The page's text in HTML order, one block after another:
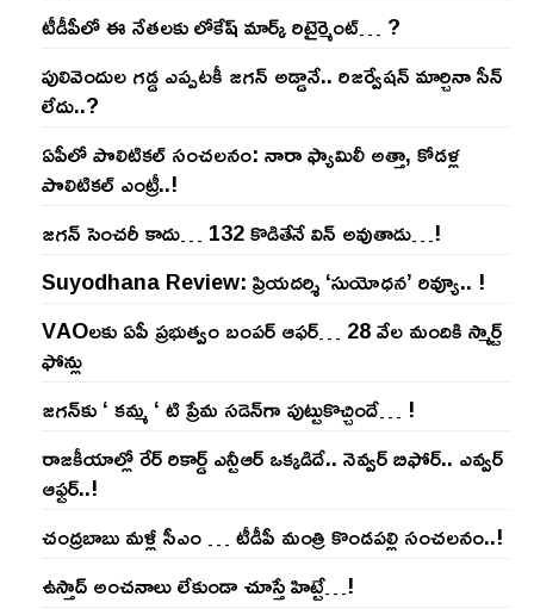
టీడీపీలో ఈ నేత‌ల‌కు లోకేష్ మార్క్ రిటైర్మెంట్‌… ?
పులివెందుల గ‌డ్డ ఎప్ప‌ట‌కీ జ‌గ‌న్ అడ్డానే.. రిజ‌ర్వేష‌న్ మార్చినా సీన్
లేదు..?
ఏపీలో పొలిటిక‌ల్ సంచ‌ల‌నం: నారా ఫ్యామిలీ అత్తా, కోడ‌ళ్ల
పొలిటికల్ ఎంట్రీ..!
జ‌గ‌న్ సెంచ‌రీ కాదు… 132 కొడితేనే విన్ అవుతాడు…!
Suyodhana Review: ప్రియదర్శి ‘సుయోధన’ రివ్యూ.. !
VAOల‌కు ఏపీ ప్ర‌భుత్వం బంప‌ర్ ఆఫ‌ర్‌… 28 వేల మందికి స్మార్ట్
ఫోన్లు
జ‌గ‌న్‌కు ‘ క‌మ్మ ‘ టి ప్రేమ స‌డెన్‌గా పుట్టుకొచ్చిందే… !
రాజ‌కీయాల్లో రేర్ రికార్డ్ ఎన్టీఆర్ ఒక్క‌డిదే.. నెవ్వ‌ర్ బిఫోర్‌.. ఎవ్వ‌ర్
ఆఫ్ట‌ర్‌..!
చంద్ర‌బాబు మ‌ళ్లీ సీఎం … టీడీపీ మంత్రి కొండ‌ప‌ల్లి సంచ‌ల‌నం..!
ఉస్తాద్ అంచ‌నాలు లేకుండా చూస్తే హిట్టే…!